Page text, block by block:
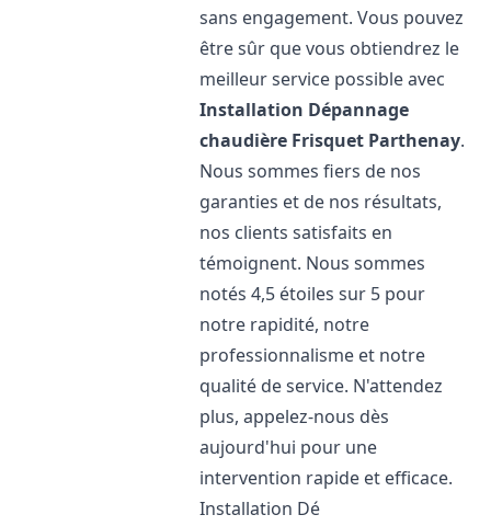
sans engagement. Vous pouvez
être sûr que vous obtiendrez le
meilleur service possible avec
Installation Dépannage
chaudière Frisquet Parthenay.
Nous sommes fiers de nos
garanties et de nos résultats,
nos clients satisfaits en
témoignent. Nous sommes
notés 4,5 étoiles sur 5 pour
notre rapidité, notre
professionnalisme et notre
qualité de service. N'attendez
plus, appelez-nous dès
aujourd'hui pour une
intervention rapide et efficace.
Installation Dé